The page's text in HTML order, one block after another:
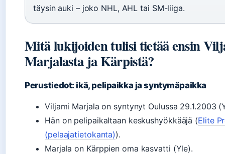
täysin auki – joko NHL, AHL tai SM-liiga.
Mitä lukijoiden tulisi tietää ensin
Marjalasta ja Kärpistä?
Perustiedot: ikä, pelipaikka ja syntymäpaikka
Viljami Marjala on syntynyt Oulussa 29.1.2003
Hän on pelipaikaltaan keskushyökkääjä (Elite
(pelaajatietokanta)).
Marjala on Kärppien oma kasvatti (Yle).